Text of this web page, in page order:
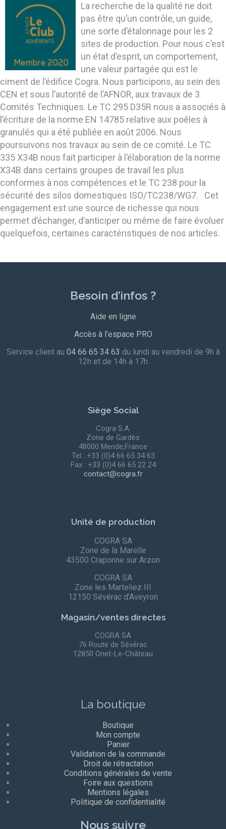
La recherche de la qualité ne doit
pas être qu’un contrôle, un guide,
une sorte d’étalonnage pour les 2
sites de production. Pour nous c’est
un état d’esprit, un comportement,
une valeur partagée qui est le
ciment de l’édifice Cogra. Nous participons, au sein des
CEN et sous l’autorité de l’AFNOR, aux travaux de 3
Comités Techniques. Le TC 295 D35R nous a associés à
l’écriture de la norme EN 14785 relative aux poêles à
granulés qui a été publiée en août 2006. Nous
poursuivons nos travaux au sein de ce comité. Le TC
335 X34B nous fait participer à l’élaboration de la norme
X34B dans certains groupes de travail les plus
conformes à nos compétences et le TC 238 pour la
sécurité des silos domestiques ISO/TC238/WG7. Cet
engagement est une source de richesse qui nous
permet d’échanger, d’anticiper ou même de faire évoluer
quelquefois, certaines caractéristiques de nos articles.
Besoin d’infos ?
Aide en ligne
Accès à l’espace PRO
Service client au 04 66 65 34 63 du lundi au vendredi de 9h à
12h et de 14h à 17h
Siège Social
Cogra S.A.
Zone de Gardès
48000 Mende,France
Tel : +33 (0)4 66 65 34 63
Fax : +33 (0)4 66 65 22 24
contact@cogra.fr
Unité de production
COGRA SA
Zone de la Marelle
43500 Craponne sur Arzon
COGRA SA
Zone les Marteliez III
12150 Sévérac d’Aveyron
Magasin/ventes directes
COGRA SA
76 Route de Sévérac
12850 Onet-Le-Château
La boutique
Boutique
Mon compte
Panier
Validation de la commande
Droit de rétractation
Conditions générales de vente
Foire aux questions
Mentions légales
Politique de confidentialité
Nous suivre